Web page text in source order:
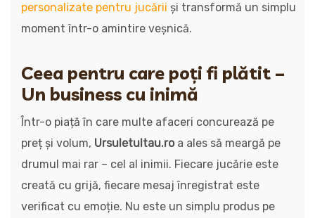
personalizate pentru jucării și transformă un simplu
moment într-o amintire veșnică.
Ceea pentru care poți fi plătit –
Un business cu inimă
Într-o piață în care multe afaceri concurează pe
preț și volum, Ursuletultau.roa ales să meargă pe
drumul mai rar – cel al inimii. Fiecare jucărie este
creată cu grijă, fiecare mesaj înregistrat este
verificat cu emoție. Nu este un simplu produs pe